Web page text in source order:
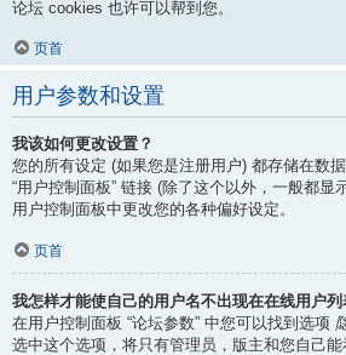
论坛 cookies 也许可以帮到您。
页首
用户参数和设置
我该如何更改设置？
您的所有设定 (如果您是注册用户) 都存储在数
“用户控制面板” 链接 (除了这个以外，一般都显
用户控制面板中更改您的各种偏好设定。
页首
我怎样才能使自己的用户名不出现在在线用户列
在用户控制面板 “论坛参数” 中您可以找到选项
选中这个选项，将只有管理员，版主和您自己